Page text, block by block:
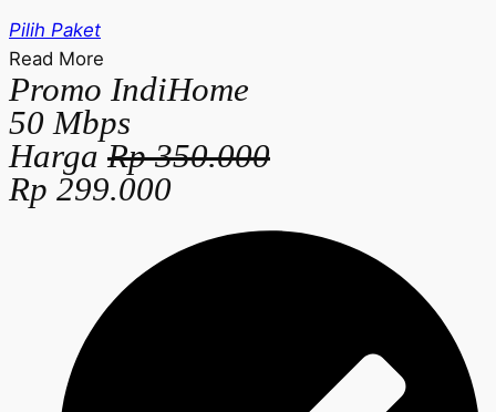
Pilih Paket
Read More
Promo IndiHome
50 Mbps
HargaRp 350.000
Rp 299.000